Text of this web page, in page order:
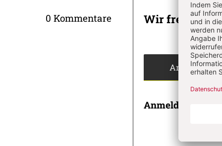
0 Kommentare Wir freuen
Anmeldung